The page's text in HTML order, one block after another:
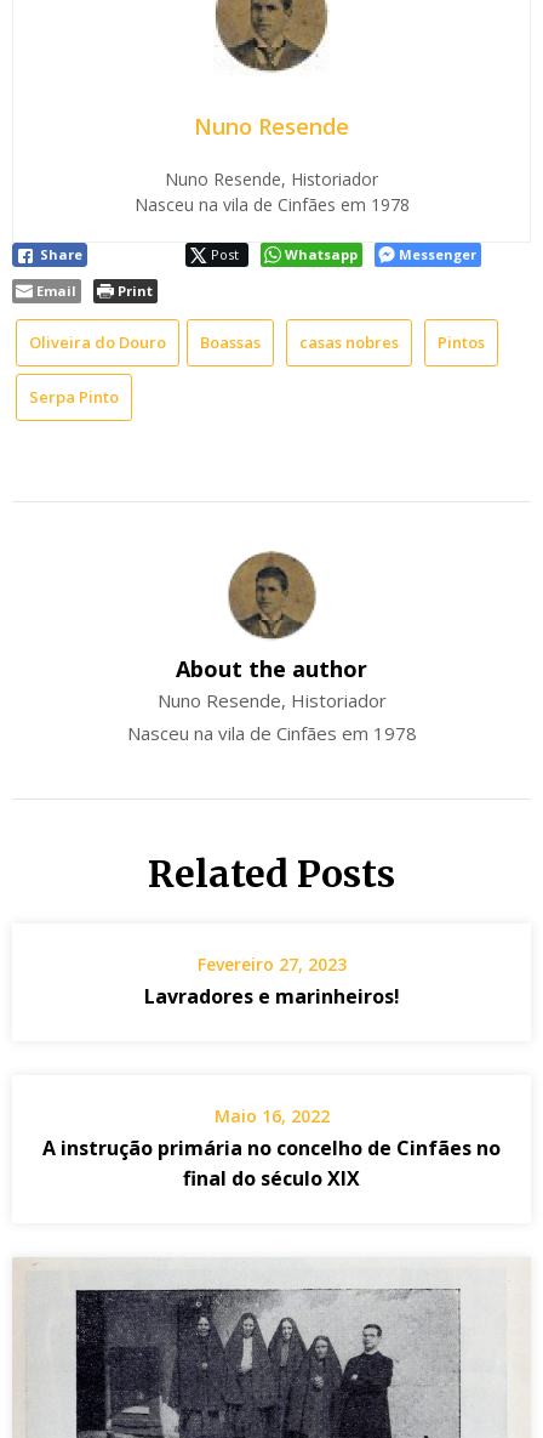
Nuno Resende
Nuno Resende, Historiador
Nasceu na vila de Cinfães em 1978
Share Post Whatsapp
Messenger
Email
Print
Oliveira do Douro Boassas casas nobres Pintos
Serpa Pinto
About the author
Nuno Resende, Historiador
Nasceu na vila de Cinfães em 1978
Related Posts
Fevereiro 27, 2023
Lavradores e marinheiros!
Maio 16, 2022
A instrução primária no concelho de Cinfães no
final do século XIX